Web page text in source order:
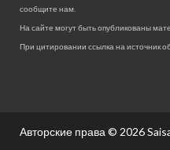
сообщите нам.
На сайте могут быть опубликованы
При цитировании ссылка на источник
Авторские права © 2026